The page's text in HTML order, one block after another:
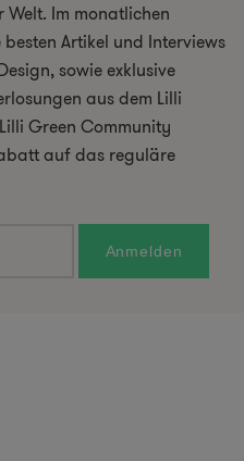
Im monatlichen
Artikel und Interviews
sowie exklusive
aus dem Lilli
Green Community
auf das reguläre